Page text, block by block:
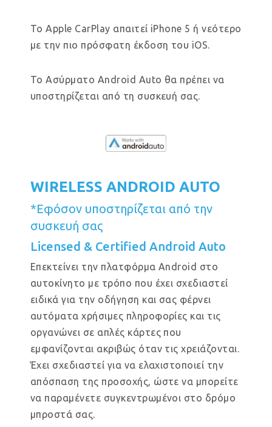
Το Apple CarPlay απαιτεί iPhone 5 ή νεότερο
με την πιο πρόσφατη έκδοση του iOS.
Το Ασύρματο Android Auto θα πρέπει να
υποστηρίζεται από τη συσκευή σας.
WIRELESS ANDROID AUTO
*Εφόσον υποστηρίζεται από την
συσκευή σας
Licensed & Certified Android Auto
Επεκτείνει την πλατφόρμα Android στο
αυτοκίνητο με τρόπο που έχει σχεδιαστεί
ειδικά για την οδήγηση και σας φέρνει
αυτόματα χρήσιμες πληροφορίες και τις
οργανώνει σε απλές κάρτες που
εμφανίζονται ακριβώς όταν τις χρειάζονται.
Έχει σχεδιαστεί για να ελαχιστοποιεί την
απόσπαση της προσοχής, ώστε να μπορείτε
να παραμένετε συγκεντρωμένοι στο δρόμο
μπροστά σας.